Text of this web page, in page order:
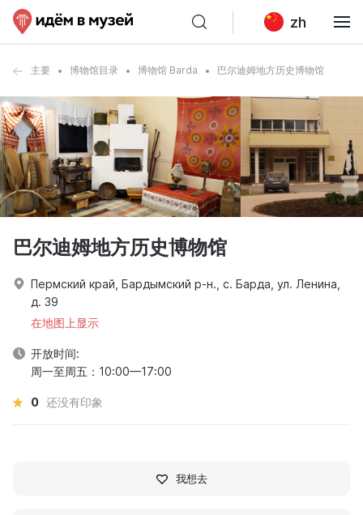
zh
主要 博物馆目录 博物馆 Barda 巴尔迪姆地方历史博物馆
巴尔迪姆地方历史博物馆
Пермский край, Бардымский р-н., с. Барда, ул. Ленина,
д. 39
在地图上显示
开放时间:
周一至周五：10:00—17:00
0 还没有印象
我想去